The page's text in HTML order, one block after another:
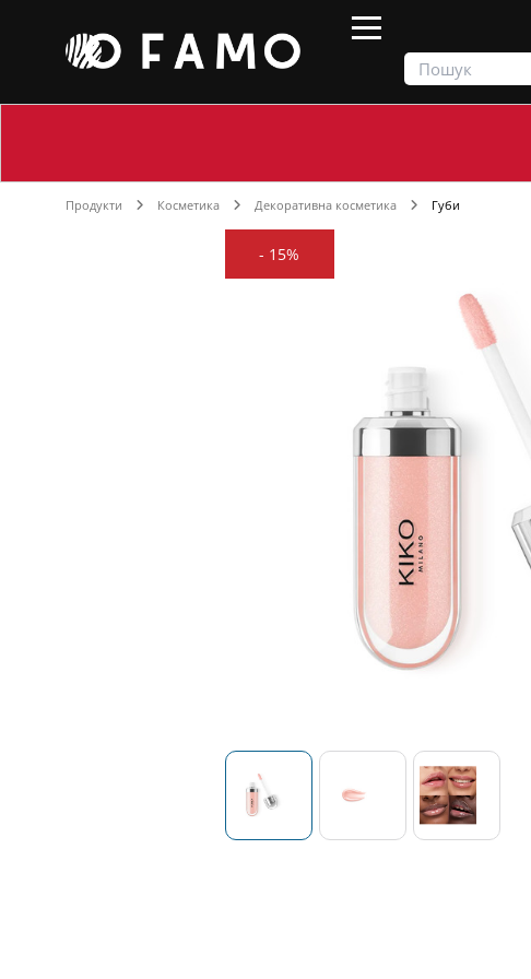
Продукти Косметика Декоративна косметика Губи
- 15%